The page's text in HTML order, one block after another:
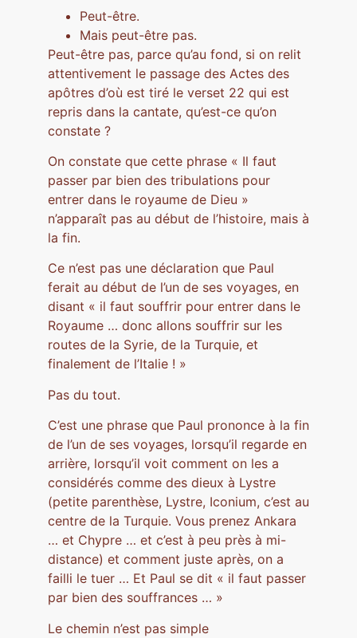
Peut-être.
Mais peut-être pas.
Peut-être pas, parce qu’au fond, si on relit
attentivement le passage des Actes des
apôtres d’où est tiré le verset 22 qui est
repris dans la cantate, qu’est-ce qu’on
constate ?
On constate que cette phrase « Il faut
passer par bien des tribulations pour
entrer dans le royaume de Dieu »
n’apparaît pas au début de l’histoire, mais à
la fin.
Ce n’est pas une déclaration que Paul
ferait au début de l’un de ses voyages, en
disant « il faut souffrir pour entrer dans le
Royaume … donc allons souffrir sur les
routes de la Syrie, de la Turquie, et
finalement de l’Italie ! »
Pas du tout.
C’est une phrase que Paul prononce à la fin
de l’un de ses voyages, lorsqu’il regarde en
arrière, lorsqu’il voit comment on les a
considérés comme des dieux à Lystre
(petite parenthèse, Lystre, Iconium, c’est au
centre de la Turquie. Vous prenez Ankara
… et Chypre … et c’est à peu près à mi-
distance) et comment juste après, on a
failli le tuer … Et Paul se dit « il faut passer
par bien des souffrances … »
Le chemin n’est pas simple